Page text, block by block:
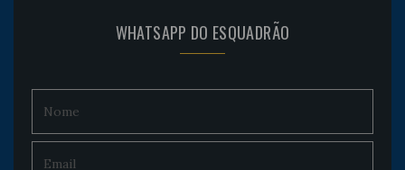
WHATSAPP DO ESQUADRÃO